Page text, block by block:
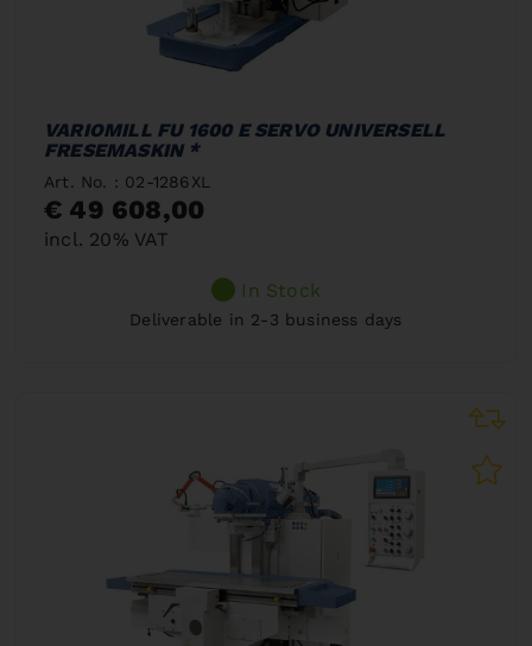
VARIOMILL FU 1600 E SERVO UNIVERSELL
FRESEMASKIN *
Art. No. : 02-1286XL
€ 49 608,00
incl. 20% VAT
In Stock
Deliverable in 2-3 business days